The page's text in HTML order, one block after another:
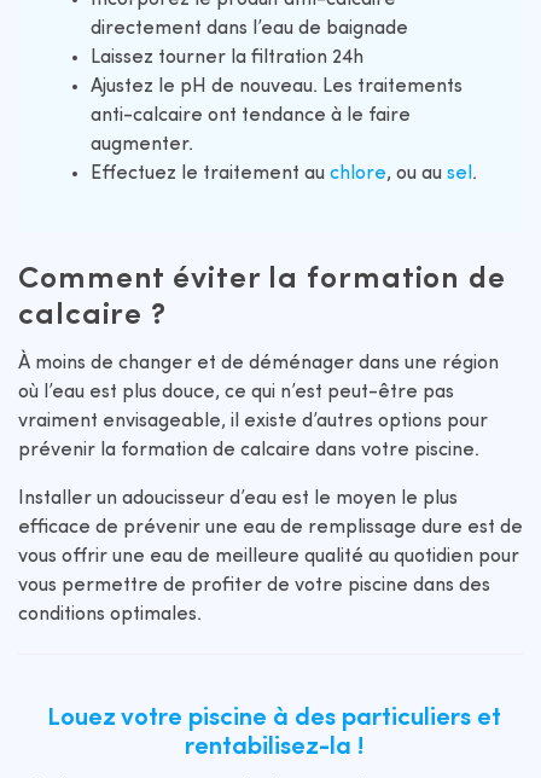
directement dans l’eau de baignade
Laissez tourner la filtration 24h
Ajustez le pH de nouveau. Les traitements
anti-calcaire ont tendance à le faire
augmenter.
Effectuez le traitement au chlore, ou au sel .
Comment éviter la formation de
calcaire ?
À moins de changer et de déménager dans une région
où l’eau est plus douce, ce qui n’est peut-être pas
vraiment envisageable, il existe d’autres options pour
prévenir la formation de calcaire dans votre piscine.
Installer un adoucisseur d’eau est le moyen le plus
efficace de prévenir une eau de remplissage dure est de
vous offrir une eau de meilleure qualité au quotidien pour
vous permettre de profiter de votre piscine dans des
conditions optimales.
Louez votre piscine à des particuliers et
rentabilisez-la !